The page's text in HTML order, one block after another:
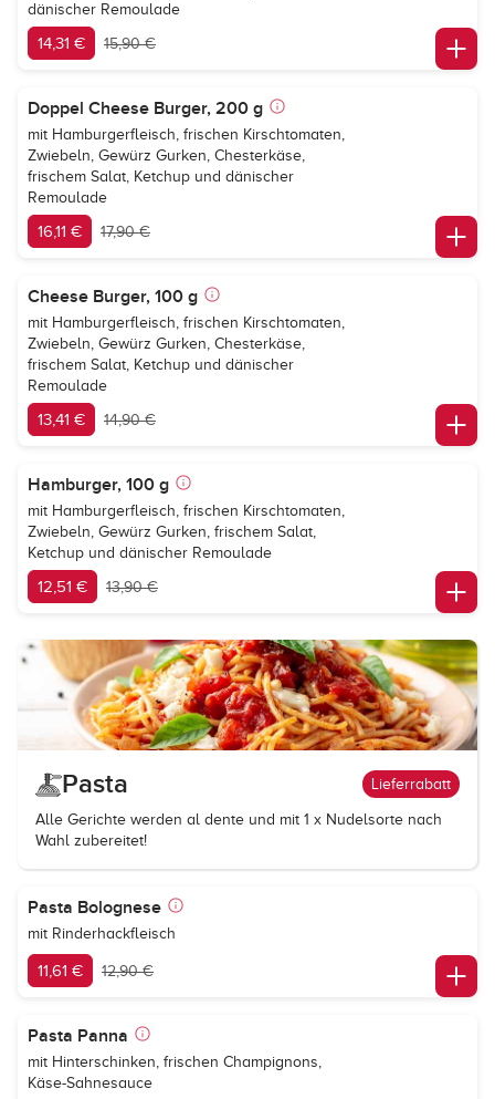
dänischer Remoulade
14,31 € 15,90 €
Doppel Cheese Burger, 200 g
mit Hamburgerfleisch, frischen Kirschtomaten,
Zwiebeln, Gewürz Gurken, Chesterkäse,
frischem Salat, Ketchup und dänischer
Remoulade
16,11 € 17,90 €
Cheese Burger, 100 g
mit Hamburgerfleisch, frischen Kirschtomaten,
Zwiebeln, Gewürz Gurken, Chesterkäse,
frischem Salat, Ketchup und dänischer
Remoulade
13,41 € 14,90 €
Hamburger, 100 g
mit Hamburgerfleisch, frischen Kirschtomaten,
Zwiebeln, Gewürz Gurken, frischem Salat,
Ketchup und dänischer Remoulade
12,51 € 13,90 €
Pasta Lieferrabatt
Alle Gerichte werden al dente und mit 1 x Nudelsorte nach
Wahl zubereitet!
Pasta Bolognese
mit Rinderhackfleisch
11,61 € 12,90 €
Pasta Panna
mit Hinterschinken, frischen Champignons,
Käse-Sahnesauce